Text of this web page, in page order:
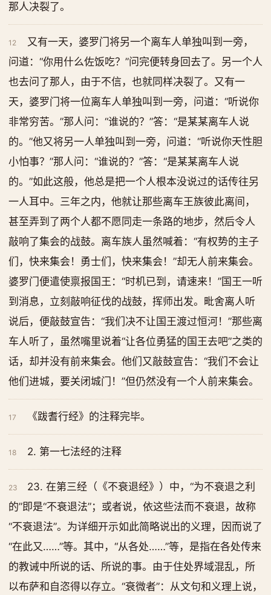
那人决裂了。
12
又有一天，婆罗门将另一个离车人单独叫到一旁，
问道：“你用什么佐饭吃？”问完便转身回去了。另一个人
也去问了那人，由于不信，也就同样决裂了。又有一
天，婆罗门将一位离车人单独叫到一旁，问道：“听说你
非常穷苦。”那人问：“谁说的？”答：“是某某离车人说
的。”他又将另一人单独叫到一旁，问道：“听说你天性胆
小怕事？”那人问：“谁说的？”答：“是某某离车人说
的。”如此这般，他总是把一个人根本没说过的话传往另
一人耳中。三年之内，他就让那些离车王族彼此离间，
甚至弄到了两个人都不愿同走一条路的地步，然后令人
敲响了集会的战鼓。离车族人虽然喊着：“有权势的主子
们，快来集会！勇士们，快来集会！”却无人前来集会。
婆罗门便遣使禀报国王：“时机已到，请速来！”国王一听
到消息，立刻敲响征伐的战鼓，挥师出发。毗舍离人听
说后，便敲鼓宣告：“我们决不让国王渡过恒河！”那些离
车人听了，虽然嘴里说着“让各位勇猛的国王去吧”之类的
话，却并没有前来集会。他们又敲鼓宣告：“我们不会让
他们进城，要关闭城门！”但仍然没有一个人前来集会。
17 《跋耆行经》的注释完毕。
18 2. 第一七法经的注释
23
23. 在第三经（《不衰退经》）中，“为不衰退之利
的”即是“不衰退法”；或者说，依这些法而不衰退，故称
“不衰退法”。为详细开示如此简略说出的义理，因而说了
“在此又……”等。其中，“从各处……”等，是指在各处传来
的教诫中所说的话、所说的事。由于住处界域混乱，所
以布萨和自恣得以存立。“衰微者”：从文句和义理上说，